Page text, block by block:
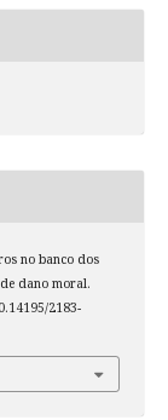
no banco dos
dano moral.
2183-